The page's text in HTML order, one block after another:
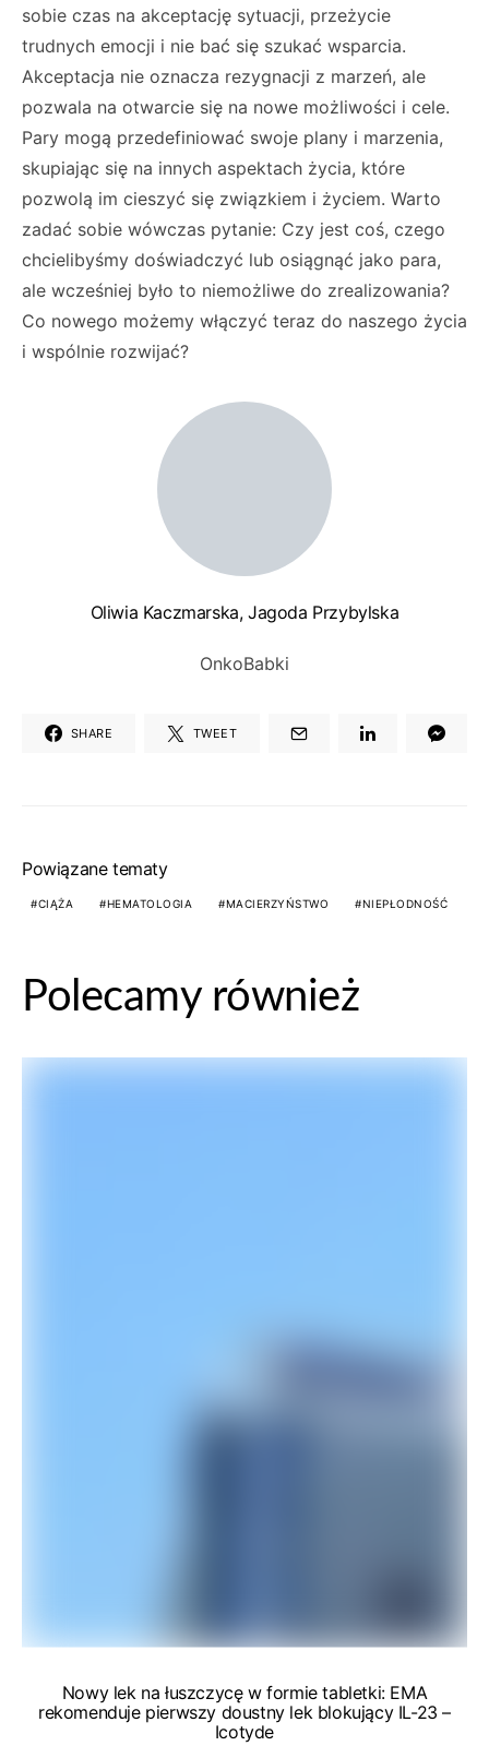
sobie czas na akceptację sytuacji, przeżycie
trudnych emocji i nie bać się szukać wsparcia.
Akceptacja nie oznacza rezygnacji z marzeń, ale
pozwala na otwarcie się na nowe możliwości i cele.
Pary mogą przedefiniować swoje plany i marzenia,
skupiając się na innych aspektach życia, które
pozwolą im cieszyć się związkiem i życiem. Warto
zadać sobie wówczas pytanie: Czy jest coś, czego
chcielibyśmy doświadczyć lub osiągnąć jako para,
ale wcześniej było to niemożliwe do zrealizowania?
Co nowego możemy włączyć teraz do naszego życia
i wspólnie rozwijać?
Oliwia Kaczmarska, Jagoda Przybylska
OnkoBabki
SHARE TWEET
Powiązane tematy
CIĄŻA HEMATOLOGIA MACIERZYŃSTWO NIEPŁODNOŚĆ
Polecamy również
Nowy lek na łuszczycę w formie tabletki: EMA
rekomenduje pierwszy doustny lek blokujący IL-23 –
Icotyde